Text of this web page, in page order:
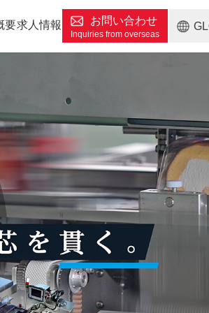
要求人情報 お問い合わせ